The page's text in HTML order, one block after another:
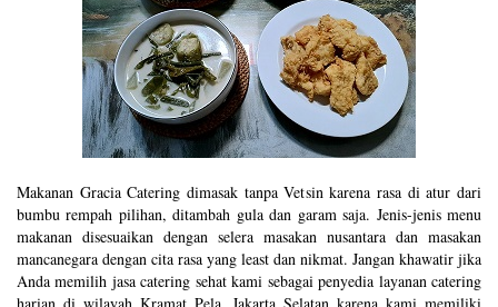
Makanan Gracia Catering dimasak tanpa Vetsin karena rasa di atur dari
bumbu rempah pilihan, ditambah gula dan garam saja. Jenis-jenis menu
makanan disesuaikan dengan selera masakan nusantara dan masakan
mancanegara dengan cita rasa yang least dan nikmat. Jangan khawatir jika
Anda memilih jasa catering sehat kami sebagai penyedia layanan catering